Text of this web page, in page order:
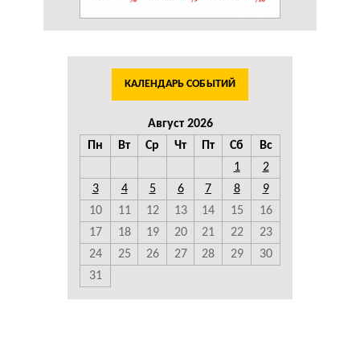
КАЛЕНДАРЬ СОБЫТИЙ
Август 2026
Пн
Вт Ср Чт Пт Сб
Вс
1
2
3
4 5 6 7 8
9
10
11 12 13 14 15
16
17
18 19 20 21 22
23
24
25 26 27 28 29
30
31